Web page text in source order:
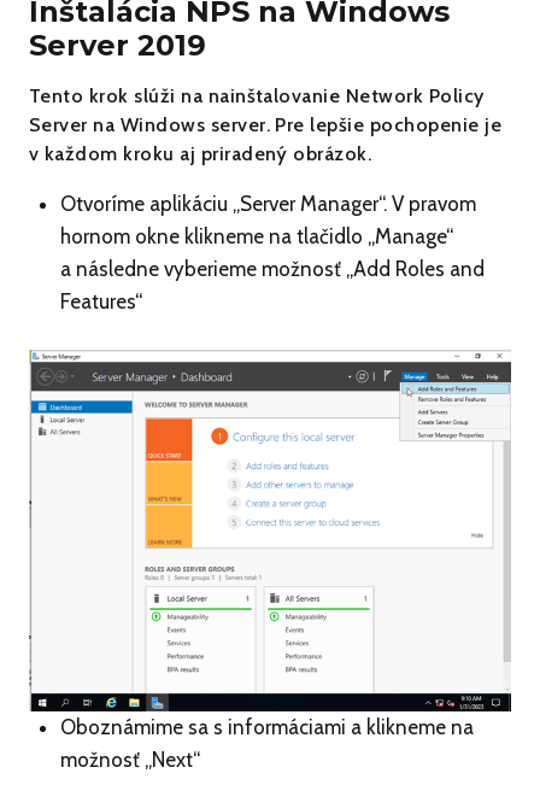
Inštalácia NPS na Windows
Server 2019
Tento krok slúži na nainštalovanie Network Policy
Server na Windows server. Pre lepšie pochopenie je
v každom kroku aj priradený obrázok.
Otvoríme aplikáciu „Server Manager“. V pravom
hornom okne klikneme na tlačidlo „Manage“
a následne vyberieme možnosť „Add Roles and
Features“
Oboznámime sa s informáciami a klikneme na
možnosť „Next“